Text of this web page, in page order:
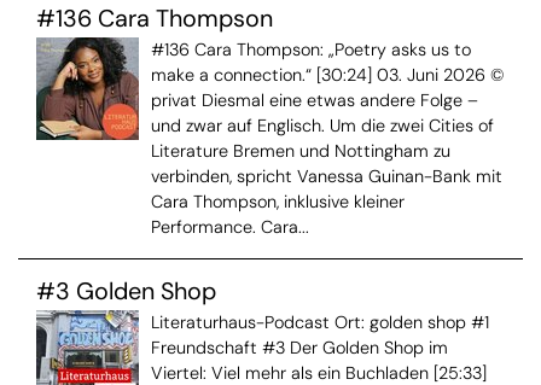
#136 Cara Thompson
#136 Cara Thompson: „Poetry asks us to
make a connection.“ [30:24] 03. Juni 2026 ©
privat Diesmal eine etwas andere Folge –
und zwar auf Englisch. Um die zwei Cities of
Literature Bremen und Nottingham zu
verbinden, spricht Vanessa Guinan-Bank mit
Cara Thompson, inklusive kleiner
Performance. Cara...
#3 Golden Shop
Literaturhaus-Podcast Ort: golden shop #1
Freundschaft #3 Der Golden Shop im
Viertel: Viel mehr als ein Buchladen [25:33]